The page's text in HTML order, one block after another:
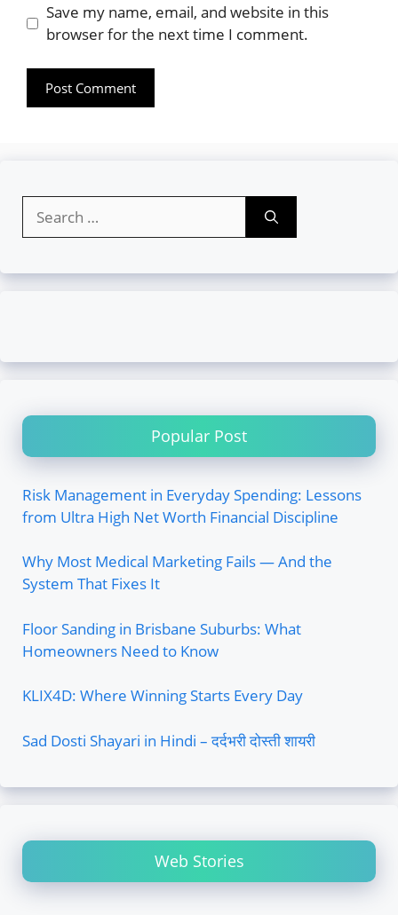
Website
Save my name, email, and website in this
browser for the next time I comment.
for:
Popular Post
Risk Management in Everyday Spending: Lessons
from Ultra High Net Worth Financial Discipline
Why Most Medical Marketing Fails — And the
System That Fixes It
Floor Sanding in Brisbane Suburbs: What
Homeowners Need to Know
KLIX4D: Where Winning Starts Every Day
Sad Dosti Shayari in Hindi – दर्दभरी दोस्ती शायरी
Web Stories